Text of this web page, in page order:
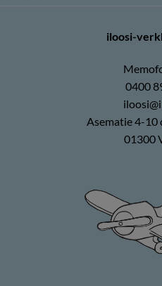
iloosi-
0400
Asematie 4-
01300